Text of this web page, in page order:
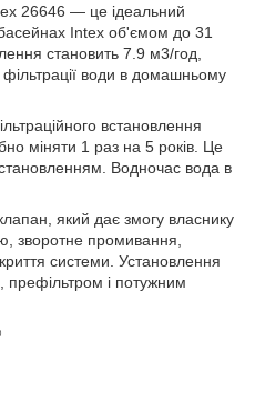
26646 — це ідеальний
Intex об'ємом до 31
становить 7.9 м3/год,
фільтрації води в домашньому
встановлення
міняти 1 раз на 5 років. Це
Водночас вода в
який дає змогу власнику
зворотне промивання,
системи. Установлення
і потужним